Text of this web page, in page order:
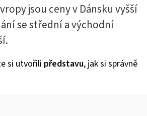
jsou ceny v Dánsku vyšší
se střední a východní
si utvořili představu, jak si správně